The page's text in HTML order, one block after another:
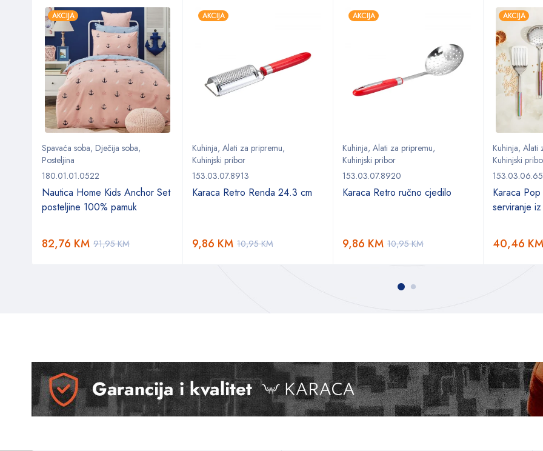
AKCIJA
Spavaća soba, Dječija soba,
Posteljina
180.01.01.0522
Nautica Home Kids Anchor Set
posteljine 100% pamuk
91,95KM
82,76 KM
AKCIJA
Kuhinja, Alati za pripremu,
Kuhinjski pribor
153.03.07.8913
Karaca Retro Renda 24.3 cm
10,95KM
9,86 KM
AKCIJA
Kuhinja, Alati za pripremu,
Kuhinjski pribor
153.03.07.8920
Karaca Retro ručno cjedilo
10,95KM
9,86 KM
AKCIJA
Kuhinja, Alati
Kuhinjski
Karaca
serviranje
40,46 KM